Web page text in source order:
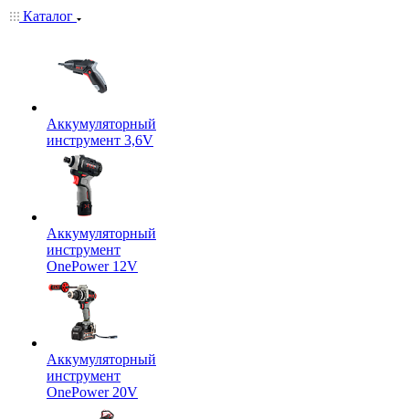
Каталог
Аккумуляторный
инструмент 3,6V
Аккумуляторный
инструмент
OnePower 12V
Аккумуляторный
инструмент
OnePower 20V